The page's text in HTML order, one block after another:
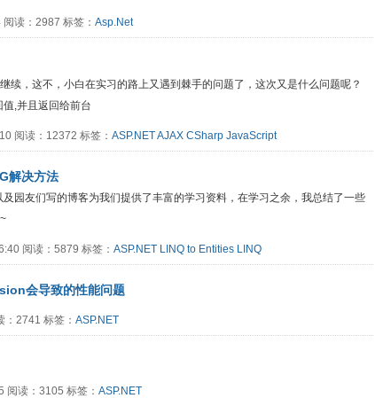
读：2987 标签： Asp.Net
续，这不，小白在实习的路上又遇到棘手的问题了，这次又是什么问题呢？
,并且返回给前台
阅读：12372 标签： ASP.NETAJAX CSharp JavaScript
解决方法
园友们写的博客为我们提供了丰富的学习资料，在学习之余，我总结了一些
阅读：5879 标签： ASP.NET LINQ to Entities LINQ
会导致的性能问题
2741 标签： ASP.NET
读：3105 标签： ASP.NET